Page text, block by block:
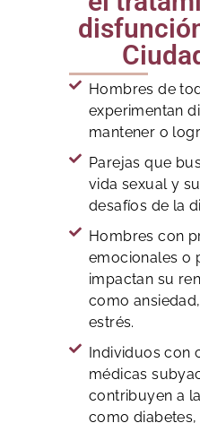
Hombres de
experimentan
mantener o
Parejas que
vida sexual y
desafíos de la
Hombres con
emocionales o
impactan su
como
estrés.
Individuos con
médicas
contribuyen a
como